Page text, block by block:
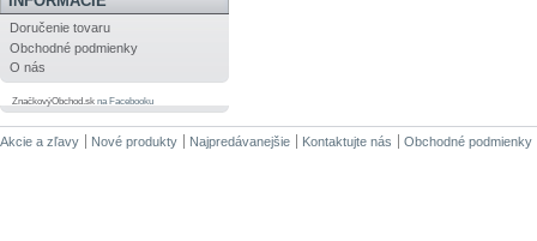
Doručenie tovaru
Obchodné podmienky
O nás
ZnačkovýObchod.sk na Facebooku
Akcie a zľavy Nové produkty Najpredávanejšie Kontaktujte nás Obchodné podmienky